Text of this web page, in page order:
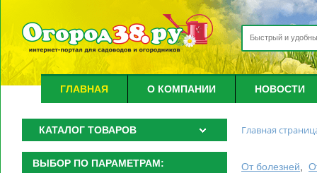
ГЛАВНАЯ О КОМПАНИИ НОВОСТИ
КАТАЛОГ ТОВАРОВ
ВЫБОР ПО ПАРАМЕТРАМ:
Главная
От болезней